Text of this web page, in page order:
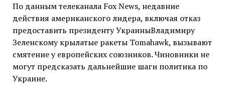
По данным телеканала Fox News, недавние
действия американского лидера, включая отказ
предоставить президенту УкраиныВладимиру
Зеленскому крылатые ракеты Tomahawk, вызывают
смятение у европейских союзников. Чиновники не
могут предсказать дальнейшие шаги политика по
Украине.